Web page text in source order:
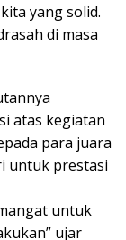
yang solid.
di masa
atas kegiatan
para juara
untuk prestasi
untuk
ujar